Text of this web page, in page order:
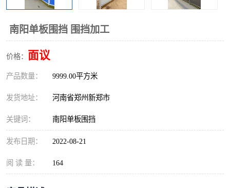
南阳单板围挡 围挡加工
价格： 面议
产品数量： 9999.00平方米
发货地址： 河南省郑州新郑市
关键词： 南阳单板围挡
发布日期： 2022-08-21
阅 读 量： 164